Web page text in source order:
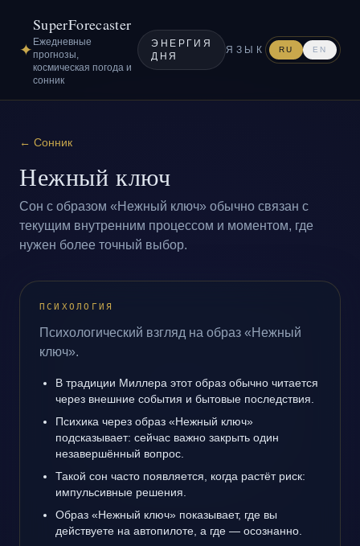
✦
SuperForecaster
Ежедневные
прогнозы,
космическая погода и
сонник
ЭНЕРГИЯ
ДНЯ
ЯЗЫК RU EN
← Сонник
Нежный ключ
Сон с образом «Нежный ключ» обычно связан с
текущим внутренним процессом и моментом, где
нужен более точный выбор.
ПСИХОЛОГИЯ
Психологический взгляд на образ «Нежный
ключ».
В традиции Миллера этот образ обычно читается
через внешние события и бытовые последствия.
Психика через образ «Нежный ключ»
подсказывает: сейчас важно закрыть один
незавершённый вопрос.
Такой сон часто появляется, когда растёт риск:
импульсивные решения.
Образ «Нежный ключ» показывает, где вы
действуете на автопилоте, а где — осознанно.